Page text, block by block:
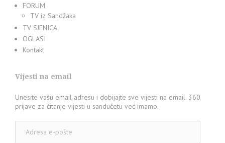
FORUM
TV iz Sandžaka
TV SJENICA
OGLASI
Kontakt
Vijesti na email
Unesite vašu email adresu i dobijajte sve vijesti na email. 360
prijave za čitanje vijesti u sandučetu već imamo.